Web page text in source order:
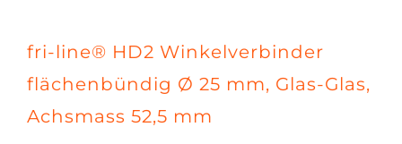
fri-line® HD2 Winkelverbinder
flächenbündig Ø 25 mm, Glas-Glas,
Achsmass 52,5 mm